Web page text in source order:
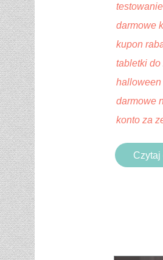
darmowe
kupon
tabletki
halloween
darmowe
konto za
Czytaj